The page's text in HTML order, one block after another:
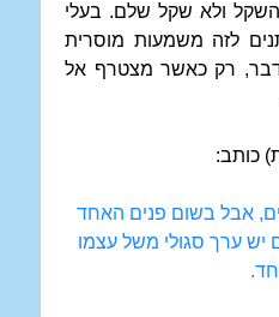
ולא שקל שלם. בעלי
לזה משמעות מוסרית
רק כאשר מצטרף אל
כותב:
אבל בשום פנים האחד
יש ערך סגולי משל עצמו